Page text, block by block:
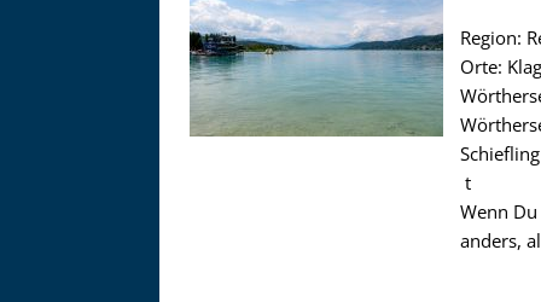
Region:
Orte:
t
Wenn
anders,
Asitzbahn - Leogang - Bilder
Schau Dir hier Bilder der